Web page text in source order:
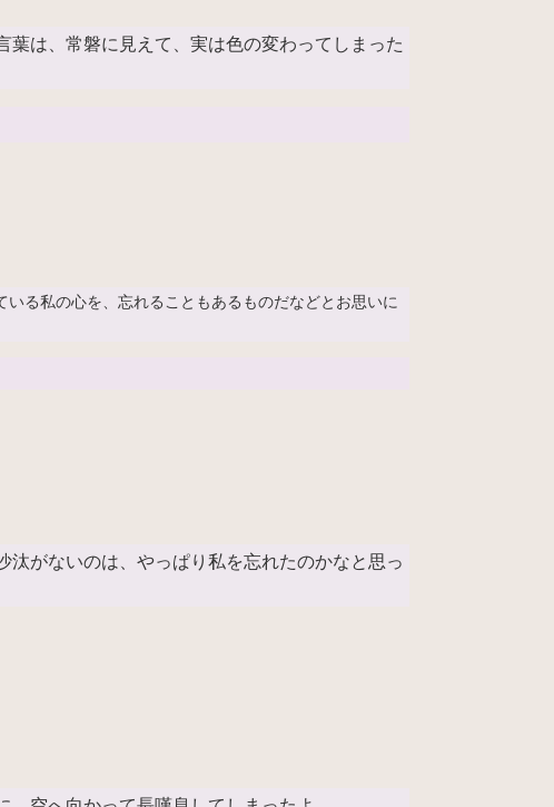
葉は、常磐に見えて、実は色の変わってしまった
る私の心を、忘れることもあるものだなどとお思いに
汰がないのは、やっぱり私を忘れたのかなと思っ